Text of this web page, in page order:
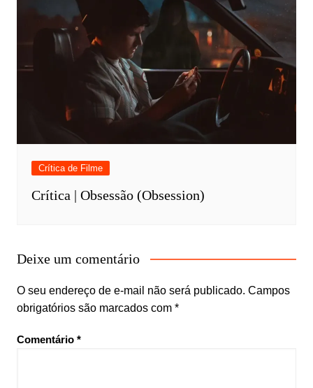
Crítica de Filme
Crítica | Obsessão (Obsession)
Deixe um comentário
O seu endereço de e-mail não será publicado. Campos
obrigatórios são marcados com *
Comentário *